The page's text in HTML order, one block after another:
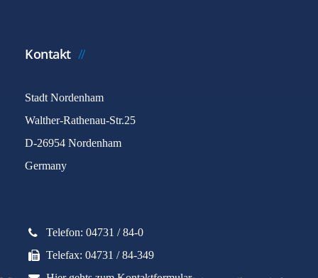
Kontakt
Stadt Nordenham
Walther-Rathenau-Str.25
D-26954 Nordenham
Germany
Telefon: 04731 / 84-0
Telefax: 04731 / 84-349